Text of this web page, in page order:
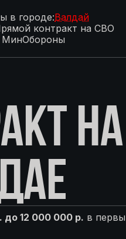
в городе:Валдай
контракт на СВО
МинОбороны
до 12 000 000 р. в